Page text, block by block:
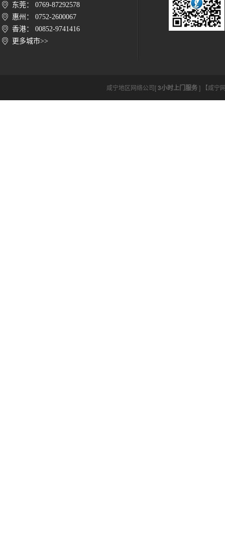
东莞： 0769-87292578
惠州： 0752-2600067
香港： 00852-9741416
更多城市>>
咸宁地区网络公司[3小时上门服务] 【咸宁